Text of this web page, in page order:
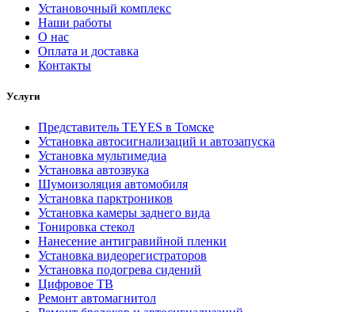
Установочный комплекс
Наши работы
О нас
Оплата и доставка
Контакты
Услуги
Представитель TEYES в Томске
Установка автосигнализаций и автозапуска
Установка мультимедиа
Установка автозвука
Шумоизоляция автомобиля
Установка парктроников
Установка камеры заднего вида
Тонировка стекол
Нанесение антигравийной пленки
Установка видеорегистраторов
Установка подогрева сидений
Цифровое ТВ
Ремонт автомагнитол